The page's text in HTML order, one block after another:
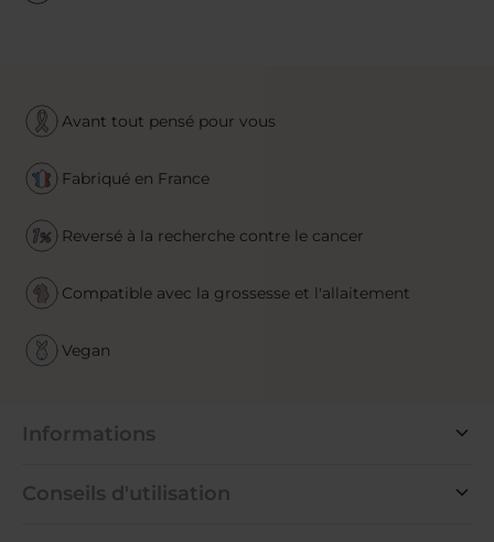
Avant tout pensé pour vous
Fabriqué en France
Reversé à la recherche contre le cancer
Compatible avec la grossesse et l'allaitement
Vegan
Informations
Conseils d'utilisation